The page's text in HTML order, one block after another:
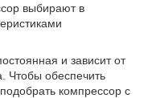
выбирают в
и зависит от
Чтобы обеспечить
компрессор с